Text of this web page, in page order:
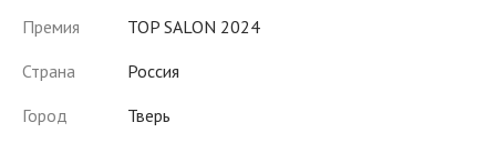
Премия
TOP SALON 2024
Страна
Россия
Город
Тверь